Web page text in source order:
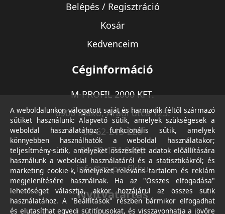
Belépés / Regisztráció
Kosár
Kedvenceim
Céginformáció
M-PROFIL 2000 KFT.
6900 Makó, Aradi utca 125.
06-62-213-220
06-30-174-9490
info@m-profil.hu
Nyitvatartás
A weboldalunkon válogatott saját és harmadik féltől származó
sütiket használunk: Alapvető sütik, amelyek szükségesek a
weboldal használatához; funkcionális sütik, amelyek
könnyebben használhatók a weboldal használatakor;
teljesítmény-sütik, amelyeket összesített adatok előállítására
használunk a weboldal használatáról és a statisztikákról; és
marketing cookie-k, amelyeket releváns tartalom és reklám
megjelenítésére használnak. Ha az "Összes elfogadása"
lehetőséget választja, akkor hozzájárul az összes sütik
használatához. A "Beállítások" részben bármikor elfogadhat
és elutasíthat egyedi sütitípusokat, és visszavonhatja a jövőre